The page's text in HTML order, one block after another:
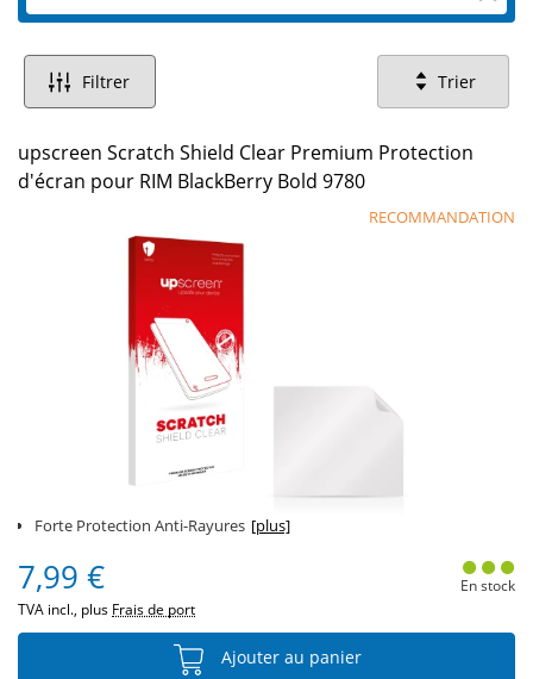
Filtrer Trier
upscreen Scratch Shield Clear Premium Protection
d'écran pour RIM BlackBerry Bold 9780
RECOMMANDATION
Forte Protection Anti-Rayures [plus]
7,99 €
TVA incl., plus Frais de port
En stock
Ajouter au panier